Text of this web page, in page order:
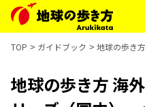
TOP ガイドブック 地球の歩き
地球の歩き方 海